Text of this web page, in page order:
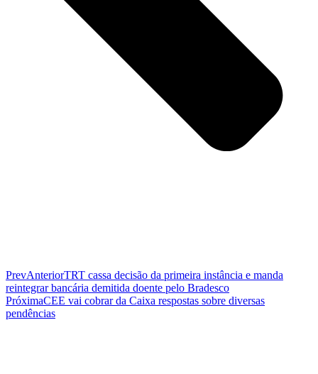
PrevAnteriorTRT cassa decisão da primeira instância e manda
reintegrar bancária demitida doente pelo Bradesco
PróximaCEE vai cobrar da Caixa respostas sobre diversas
pendências